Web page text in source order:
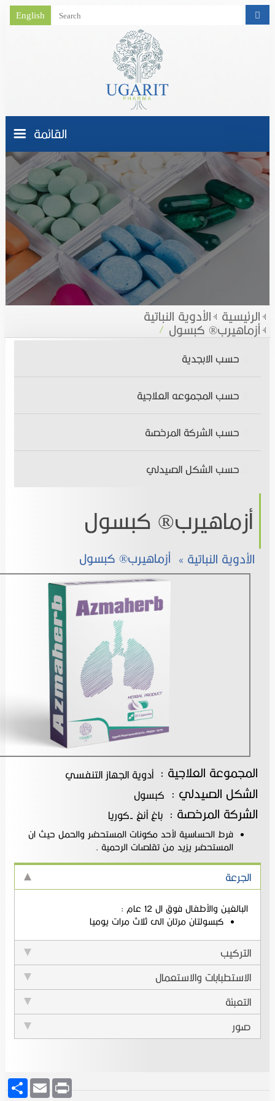
English
القائمة
الصفحة الرئيسية
من نحـــن
نشاط الشركة
الأدوية الكيميائية
المتممات الغذائية,المستحضرات الصحية والتجميلية
المقالات الطبية
التوظيف
تواصل معنا
اتصل بنـا
الرئيسية
الأدوية النباتية
أزماهيرب® كبسول
حسب الابجدية
حسب المجموعه العلاجية
حسب الشركة المرخصة
حسب الشكل الصيدلي
أزماهيرب® كبسول
الأدوية النباتية » أزماهيرب® كبسول
المجموعة العلاجية : أدوية الجهاز التنفسي
الشكل الصيدلي : كبسول
الشركة المرخصة : باغ أنغ -كوريا
فرط الحساسية لأحد مكونات المستحضر والحمل حيث ان
المستحضر يزيد من تقلصات الرحمية .
الجرعة
البالغين والأطفال فوق ال 12 عام :
كبسولتان مرتان الى ثلاث مرات يوميا
التركيب
الاستطبابات والاستعمال
التعبئة
صور
ShareEmailPrint